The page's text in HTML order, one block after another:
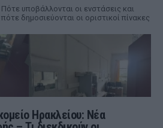
Πότε υποβάλλονται οι ενστάσεις και
πότε δημοσιεύονται οι οριστικοί πίνακες
Ηρακλείου: Νέα